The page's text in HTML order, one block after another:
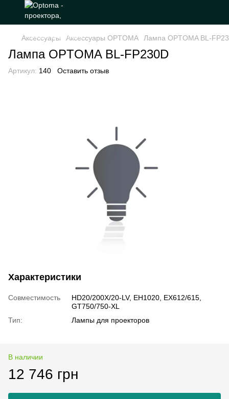
Аксессуары Аксессуары OPTOMA Лампа OPTOMA BL-
Лампа OPTOMA BL-FP230D
Артикул: 140 Оставить отзыв
Характеристики
Совместимость
HD20/200X/20-LV, EH1020, EX612/615,
GT750/750-XL
Тип:
Лампы для проекторов
В наличии
12 746 грн